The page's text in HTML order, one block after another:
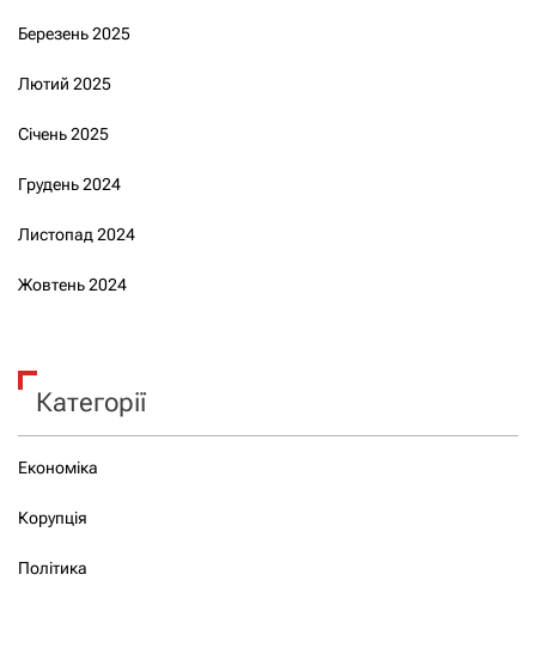
Березень 2025
Лютий 2025
Січень 2025
Грудень 2024
Листопад 2024
Жовтень 2024
Категорії
Економіка
Корупція
Політика